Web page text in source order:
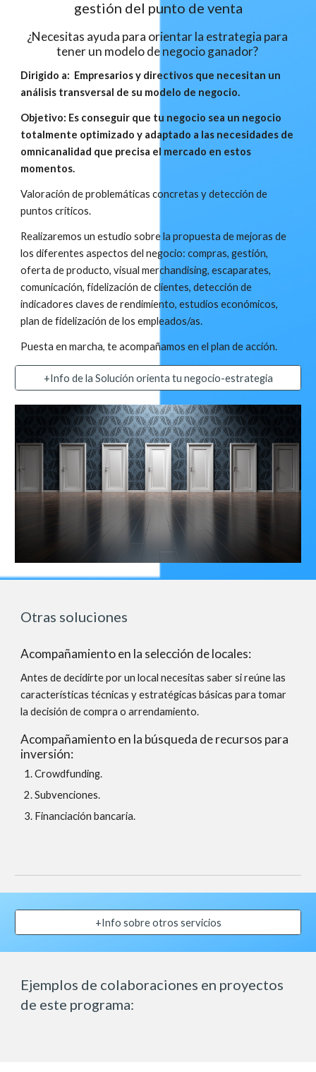
gestión del punto de venta
¿Necesitas ayuda para orientar la estrategia para
tener un modelo de negocio ganador?
Dirigido a:  Empresarios y directivos que necesitan un
análisis transversal de su modelo de negocio.
Objetivo: Es conseguir que tu negocio sea un negocio
totalmente optimizado y adaptado a las necesidades de
omnicanalidad que precisa el mercado en estos
momentos.
Valoración de problemáticas concretas y detección de
puntos críticos.
Realizaremos un estudio sobre la propuesta de mejoras de
los diferentes aspectos del negocio: compras, gestión,
oferta de producto, visual merchandising, escaparates,
comunicación, fidelización de clientes, detección de
indicadores claves de rendimiento, estudios económicos,
plan de fidelización de los empleados/as.
Puesta en marcha, te acompañamos en el plan de acción.
+Info de la Solución orienta tu negocio-estrategia
Otras soluciones
Acompañamiento en la selección de locales:
Antes de decidirte por un local necesitas saber si reúne las
características técnicas y estratégicas básicas para tomar
la decisión de compra o arrendamiento.
Acompañamiento en la búsqueda de recursos para
inversión:
Crowdfunding.
Subvenciones.
Financiación bancaria.
+Info sobre otros servicios
Ejemplos de colaboraciones en proyectos
de este programa: